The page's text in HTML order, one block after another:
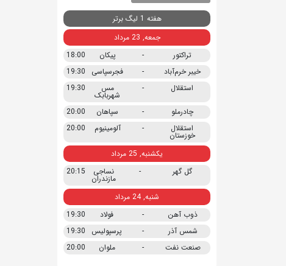
هفته 1 لیگ برتر
جمعه, 23 مرداد
تراکتور
- پیکان
18:00
خیبر خرم‌آباد
- فجرسپاسی
19:30
استقلال
- مس
شهربابک
19:30
چادرملو - سپاهان
20:00
استقلال
خوزستان
- آلومینیوم 20:00
یکشنبه, 25 مرداد
گل گهر
- نساجی
مازندران
20:15
شنبه, 24 مرداد
ذوب آهن
- فولاد
19:30
شمس آذر
- پرسپولیس
19:30
صنعت نفت
- ملوان 20:00